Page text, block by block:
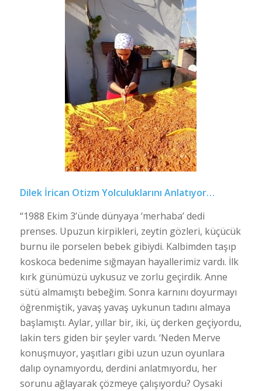
Dilek İrican Otizm Yolculuklarını Anlatıyor…
“1988 Ekim 3’ünde dünyaya ‘merhaba’ dedi
prenses. Upuzun kirpikleri, zeytin gözleri, küçücük
burnu ile porselen bebek gibiydi. Kalbimden taşıp
koskoca bedenime sığmayan hayallerimiz vardı. İlk
kırk günümüzü uykusuz ve zorlu geçirdik. Anne
sütü almamıştı bebeğim. Sonra karnını doyurmayı
öğrenmiştik, yavaş yavaş uykunun tadını almaya
başlamıştı. Aylar, yıllar bir, iki, üç derken geçiyordu,
lakin ters giden bir şeyler vardı. ‘Neden Merve
konuşmuyor, yaşıtları gibi uzun uzun oyunlara
dalıp oynamıyordu, derdini anlatmıyordu, her
sorunu ağlayarak çözmeye çalışıyordu? Oysaki